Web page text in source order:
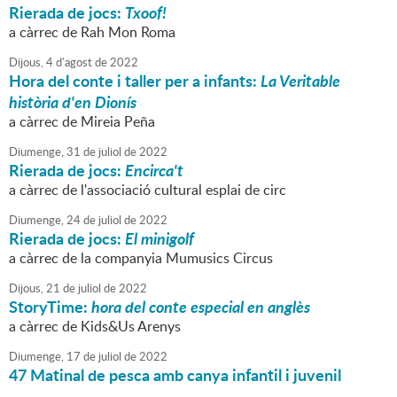
Rierada de jocs: Txoof!
a càrrec de Rah Mon Roma
Dijous,4d'agostde2022
Hora del conte i taller per a infants:La Veritable
història d'en Dionís
a càrrec de Mireia Peña
Diumenge,31 de juliol de2022
Rierada de jocs:Encirca't
a càrrec de l'associació cultural esplai de circ
Diumenge,24de juliol de2022
Rierada de jocs:El minigolf
a càrrec de la companyia Mumusics Circus
Dijous,21 de juliol de2022
StoryTime:hora del conte especial en anglès
a càrrec de Kids&Us Arenys
Diumenge, 17 de juliol de2022
47 Matinal de pesca amb canya infantil i juvenil